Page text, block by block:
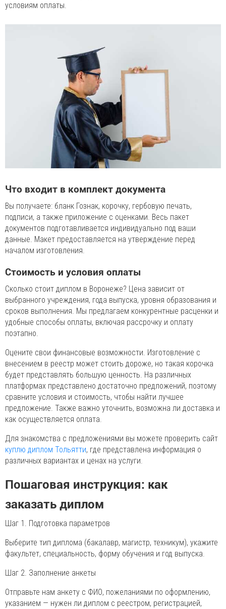
условиям оплаты.
Что входит в комплект документа
Вы получаете: бланк Гознак, корочку, гербовую печать,
подписи, а также приложение с оценками. Весь пакет
документов подготавливается индивидуально под ваши
данные. Макет предоставляется на утверждение перед
началом изготовления.
Стоимость и условия оплаты
Сколько стоит диплом в Воронеже? Цена зависит от
выбранного учреждения, года выпуска, уровня образования и
сроков выполнения. Мы предлагаем конкурентные расценки и
удобные способы оплаты, включая рассрочку и оплату
поэтапно.
Оцените свои финансовые возможности. Изготовление с
внесением в реестр может стоить дороже, но такая корочка
будет представлять большую ценность. На различных
платформах представлено достаточно предложений, поэтому
сравните условия и стоимость, чтобы найти лучшее
предложение. Также важно уточнить, возможна ли доставка и
как осуществляется оплата.
Для знакомства с предложениями вы можете проверить сайт
куплю диплом Тольятти, где представлена информация о
различных вариантах и ценах на услуги.
Пошаговая инструкция: как
заказать диплом
Шаг 1. Подготовка параметров
Выберите тип диплома (бакалавр, магистр, техникум), укажите
факультет, специальность, форму обучения и год выпуска.
Шаг 2. Заполнение анкеты
Отправьте нам анкету с ФИО, пожеланиями по оформлению,
указанием — нужен ли диплом с реестром, регистрацией,